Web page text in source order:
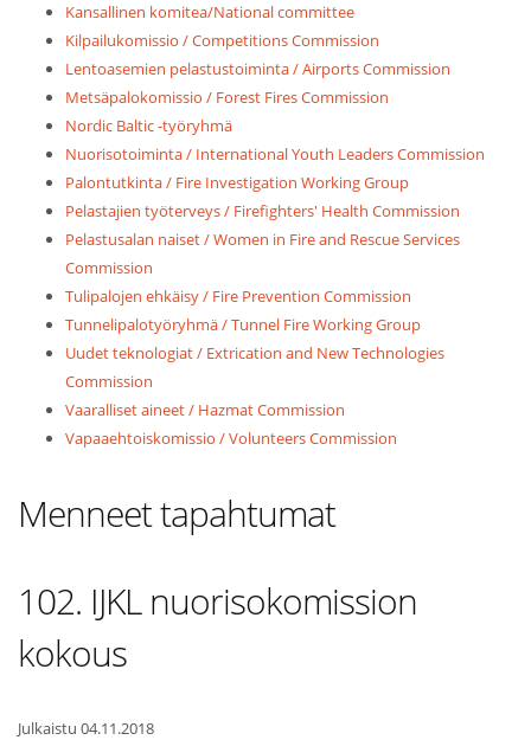
Kansallinen komitea/National committee
Kilpailukomissio / Competitions Commission
Lentoasemien pelastustoiminta / Airports Commission
Metsäpalokomissio / Forest Fires Commission
Nordic Baltic -työryhmä
Nuorisotoiminta / International Youth Leaders Commission
Palontutkinta / Fire Investigation Working Group
Pelastajien työterveys / Firefighters' Health Commission
Pelastusalan naiset / Women in Fire and Rescue Services
Commission
Tulipalojen ehkäisy / Fire Prevention Commission
Tunnelipalotyöryhmä / Tunnel Fire Working Group
Uudet teknologiat / Extrication and New Technologies
Commission
Vaaralliset aineet / Hazmat Commission
Vapaaehtoiskomissio / Volunteers Commission
Menneet tapahtumat
102. IJKL nuorisokomission
kokous
Julkaistu 04.11.2018